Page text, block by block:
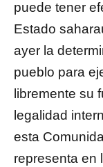
puede tener
Estado
ayer la
pueblo para
libremente su
legalidad
esta
representa en